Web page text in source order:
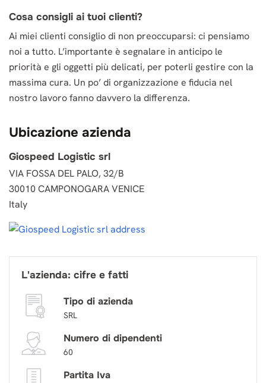
Cosa consigli ai tuoi clienti?
Ai miei clienti consiglio di non preoccuparsi: ci pensiamo
noi a tutto. L’importante è segnalare in anticipo le
priorità e gli oggetti più delicati, per poterli gestire con la
massima cura. Un po’ di organizzazione e fiducia nel
nostro lavoro fanno davvero la differenza.
Ubicazione azienda
Giospeed Logistic srl
VIA FOSSA DEL PALO, 32/B
30010 CAMPONOGARA VENICE
Italy
L'azienda: cifre e fatti
Tipo di azienda
SRL
Numero di dipendenti
60
Partita Iva